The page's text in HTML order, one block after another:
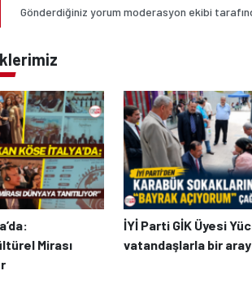
Gönderdiğiniz yorum moderasyon ekibi
Mirası
İYİ Parti GİK Üyesi
vatandaşlarla bir